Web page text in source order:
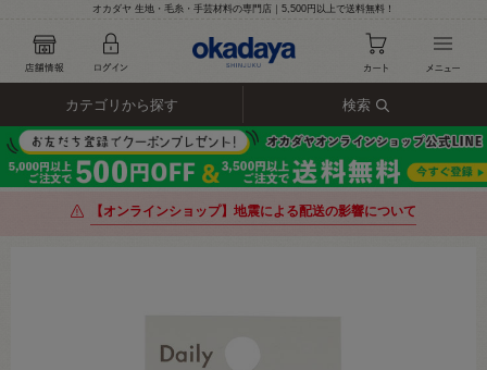
オカダヤ 生地・毛糸・手芸材料の専門店｜5,500円以上で送料無料！
カテゴリから探す 検索
【オンラインショップ】地震による配送の影響について